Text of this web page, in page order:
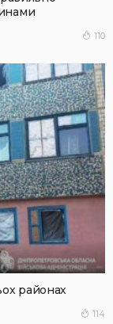
110
районах
114